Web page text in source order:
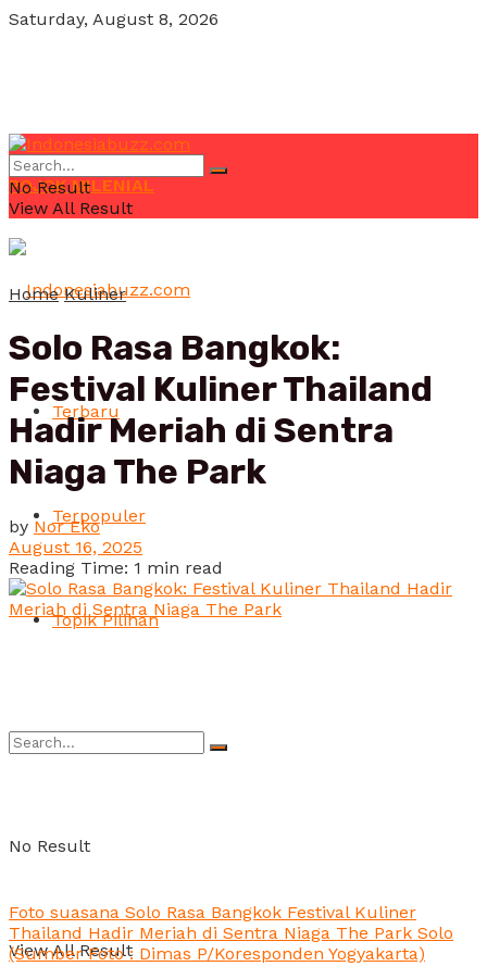
Saturday, August 8, 2026
POJOK MILENIAL
Terbaru
Terpopuler
Topik Pilihan
No Result
View All Result
No Result
View All Result
Home Kuliner
Solo Rasa Bangkok:
Festival Kuliner Thailand
Hadir Meriah di Sentra
Niaga The Park
by Nor Eko
August 16, 2025
Reading Time: 1 min read
Foto suasana Solo Rasa Bangkok Festival Kuliner
Thailand Hadir Meriah di Sentra Niaga The Park Solo
(Sumber Foto : Dimas P/Koresponden Yogyakarta)